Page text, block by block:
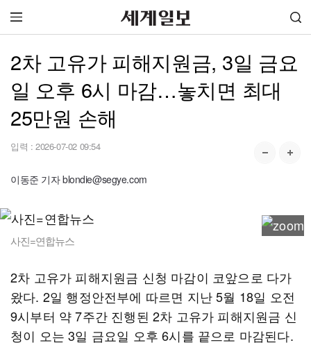
2차 고유가 피해지원금, 3일 금요
일 오후 6시 마감…놓치면 최대
25만원 손해
입력 : 2026-07-02 09:54
이동준 기자 blondie@segye.com
사진=연합뉴스
2차 고유가 피해지원금 신청 마감이 코앞으로 다가
왔다. 2일 행정안전부에 따르면 지난 5월 18일 오전
9시부터 약 7주간 진행된 2차 고유가 피해지원금 신
청이 오는 3일 금요일 오후 6시를 끝으로 마감된다.